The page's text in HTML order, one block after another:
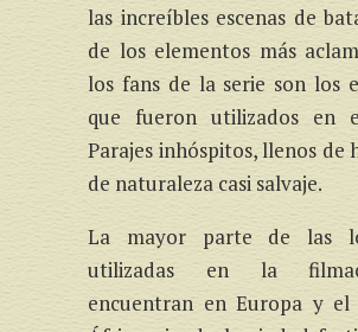
las increíbles escenas de
de los elementos más
los fans de la serie son los
que fueron utilizados en
Parajes inhóspitos, llenos de
de naturaleza casi salvaje.
La mayor parte de las
utilizadas en la
encuentran en Europa y